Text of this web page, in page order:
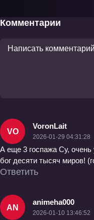
Комментарии
VO
VoronLait
2026-01-29 04:31:28
А еще 3 госпажа Су,
бог десяти тысяч миров!
Ответить
AN
animeha000
2026-01-10 13:46:52